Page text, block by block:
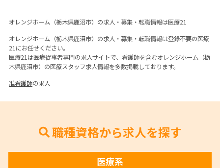
オレンジホーム（栃木県鹿沼市）の求人・募集・転職情報は医療21
オレンジホーム（栃木県鹿沼市）の求人・募集・転職情報は登録不要の医療
21にお任せください。
医療21は医療従事者専門の求人サイトで、看護師を含むオレンジホーム（栃
木県鹿沼市）の医療スタッフ求人情報を多数掲載しております。
准看護師の求人
職種資格から求人を探す
医療系